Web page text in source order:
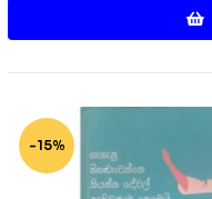
-15%